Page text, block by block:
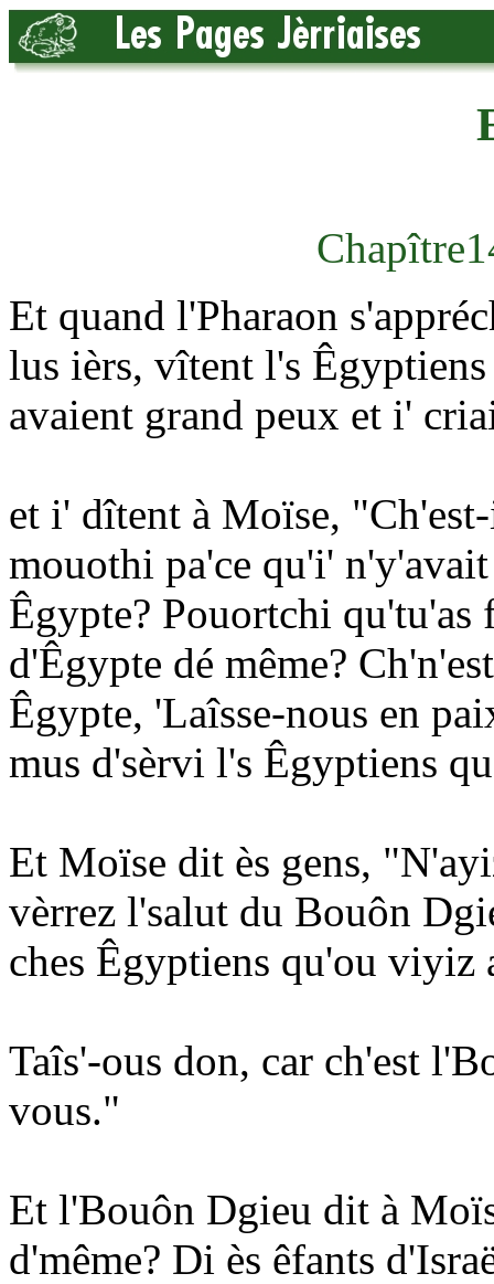
Et quand l'Pharaon
lus ièrs, vîtent l's
avaient grand peux et i'
et i' dîtent à Moïse,
mouothi pa'ce qu'i'
Êgypte? Pouortchi
d'Êgypte dé même?
Êgypte, 'Laîsse-nous en
mus d'sèrvi l's Êgyptiens
Et Moïse dit ès gens,
vèrrez l'salut du Bouôn
ches Êgyptiens qu'ou viyiz
Taîs'-ous don, car ch'est
vous."
Et l'Bouôn Dgieu dit à
d'même? Di ès êfants